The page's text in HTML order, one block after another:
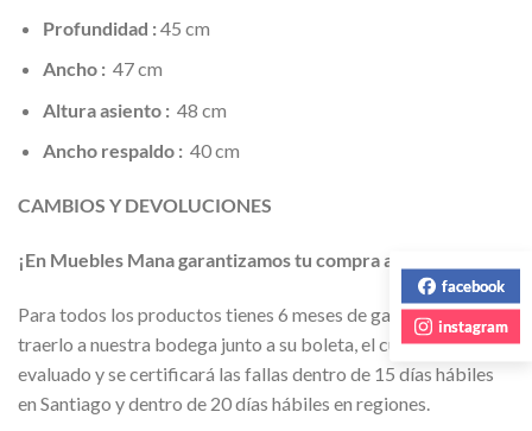
Profundidad :45 cm
Ancho : 47 cm
Altura asiento : 48 cm
Ancho respaldo : 40 cm
CAMBIOS Y DEVOLUCIONES
¡En Muebles Mana garantizamos tu compra ante fallas!
Para todos los productos tienes 6 meses de garantía para
traerlo a nuestra bodega junto a su boleta, el cual será
evaluado y se certificará las fallas dentro de 15 días hábiles
en Santiago y dentro de 20 días hábiles en regiones.
facebook
instagram